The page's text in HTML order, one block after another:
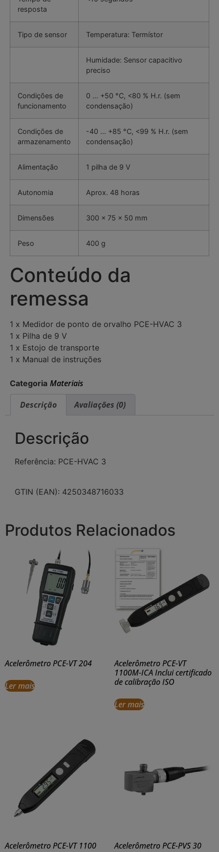
resposta
Tipo de sensor Temperatura: Termístor
Humidade: Sensor capacitivo
preciso
Condições de
funcionamento
0 … +50 °C, <80 % H.r. (sem
condensação)
Condições de
armazenamento
-40 … +85 °C, <99 % H.r. (sem
condensação)
Alimentação 1 pilha de 9 V
Autonomia Aprox. 48 horas
Dimensões 300 x 75 x 50 mm
Peso 400 g
Conteúdo da
remessa
1 x Medidor de ponto de orvalho PCE-HVAC 3
1 x Pilha de 9 V
1 x Estojo de transporte
1 x Manual de instruções
Categoria Materiais
Descrição
Avaliações (0)
Descrição
Referência: PCE-HVAC 3
GTIN (EAN): 4250348716033
Produtos Relacionados
Acelerômetro PCE-VT 204
Ler mais
Acelerômetro PCE-VT
1100M-ICA Inclui certificado
de calibração ISO
Ler mais
Acelerômetro PCE-VT 1100 Acelerômetro PCE-PVS 30